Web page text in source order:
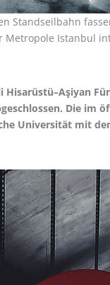
Standseilbahn
Metropole Istanbul
Die im
Universität mit